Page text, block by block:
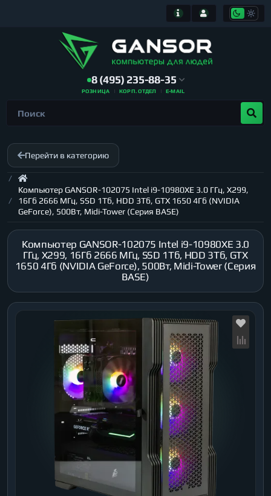
8 (495) 235-88-35
РОЗНИЦА КОРП. ОТДЕЛ E-MAIL
Перейти в категорию
Компьютер GANSOR-102075 Intel i9-10980XE 3.0 ГГц, X299,
16Гб 2666 МГц, SSD 1Тб, HDD 3Тб, GTX 1650 4Гб (NVIDIA
GeForce), 500Вт, Midi-Tower (Серия BASE)
Компьютер GANSOR-102075 Intel i9-10980XE 3.0
ГГц, X299, 16Гб 2666 МГц, SSD 1Тб, HDD 3Тб, GTX
1650 4Гб (NVIDIA GeForce), 500Вт, Midi-Tower (Серия
BASE)